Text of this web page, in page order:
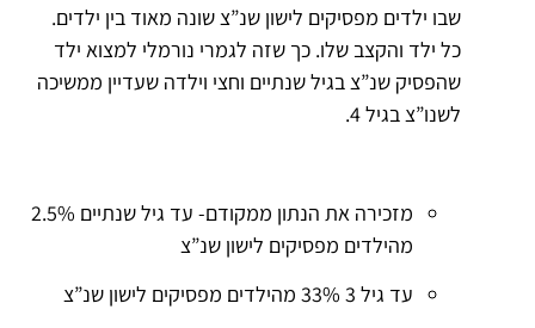
שבו ילדים מפסיקים לישון שנ”צ שונה מאוד בין ילדים.
כל ילד והקצב שלו. כך שזה לגמרי נורמלי למצוא ילד
שהפסיק שנ”צ בגיל שנתיים וחצי וילדה שעדיין ממשיכה
לשנו”צ בגיל 4.
מזכירה את הנתון ממקודם- עד גיל שנתיים 2.5%
מהילדים מפסיקים לישון שנ”צ
עד גיל 3 33% מהילדים מפסיקים לישון שנ”צ